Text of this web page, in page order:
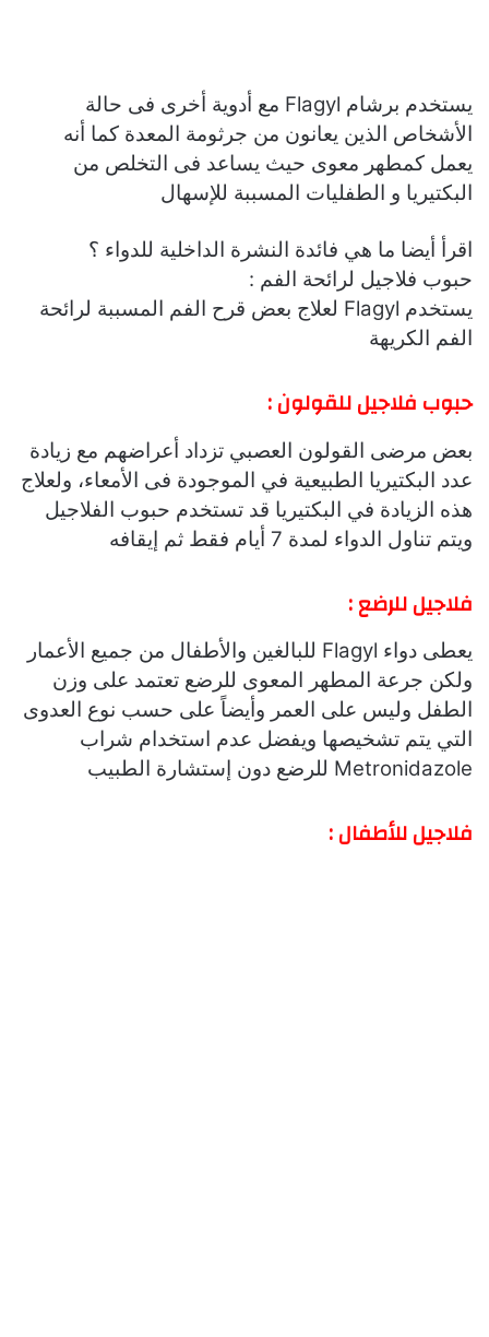
يستخدم برشام Flagyl مع أدوية أخرى فى حالة
الأشخاص الذين يعانون من جرثومة المعدة كما أنه
يعمل كمطهر معوى حيث يساعد فى التخلص من
البكتيريا و الطفليات المسببة للإسهال
اقرأ أيضا ما هي فائدة النشرة الداخلية للدواء ؟
حبوب فلاجيل لرائحة الفم :
يستخدم Flagyl لعلاج بعض قرح الفم المسببة لرائحة
الفم الكريهة
حبوب فلاجيل للقولون :
بعض مرضى القولون العصبي تزداد أعراضهم مع زيادة
عدد البكتيريا الطبيعية في الموجودة فى الأمعاء، ولعلاج
هذه الزيادة في البكتيريا قد تستخدم حبوب الفلاجيل
ويتم تناول الدواء لمدة 7 أيام فقط ثم إيقافه
فلاجيل للرضع :
يعطى دواء Flagyl للبالغين والأطفال من جميع الأعمار
ولكن جرعة المطهر المعوى للرضع تعتمد على وزن
الطفل وليس على العمر وأيضاً على حسب نوع العدوى
التي يتم تشخيصها ويفضل عدم استخدام شراب
Metronidazole للرضع دون إستشارة الطبيب
فلاجيل للأطفال :